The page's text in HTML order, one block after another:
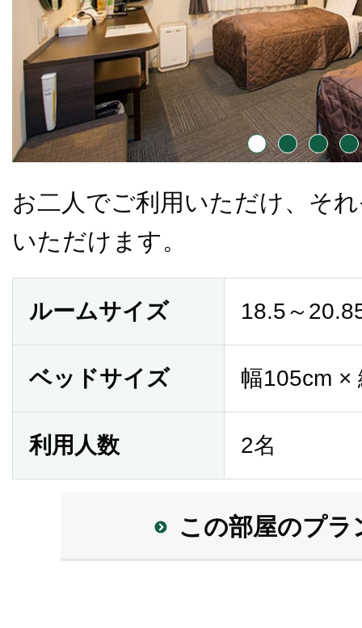
お二人でご利用いただけ、そ
いただけます。
ルームサイズ 18.5～
ベッドサイズ 幅105cm ×
利用人数 2名
この部屋のプラ